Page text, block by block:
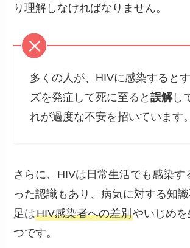
り理解しなければなりません。
多くの人が、HIVに感染すると
ズを発症して死に至ると誤解し
れが過度な不安を招いています。
さらに、HIVは日常生活でも感染す
った認識もあり、病気に対する知
足はHIV感染者への差別やいじめ
つです。